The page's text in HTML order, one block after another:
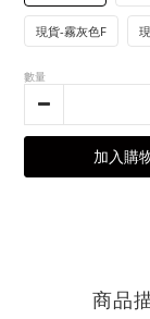
現貨-霧灰色F
數量
加入購
商品